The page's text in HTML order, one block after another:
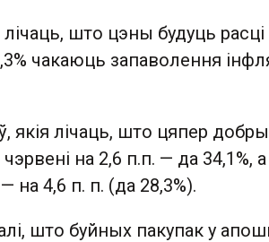
што цэны будуць расці
чакаюць запаволення
якія лічаць, што цяпер
на 2,6 п.п. — да 34,1%,
на 4,6 п. п. (да 28,3%).
што буйных пакупак у